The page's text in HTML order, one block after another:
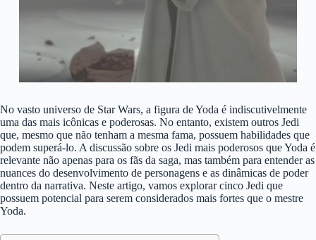
No vasto universo de Star Wars, a figura de Yoda é indiscutivelmente
uma das mais icônicas e poderosas. No entanto, existem outros Jedi
que, mesmo que não tenham a mesma fama, possuem habilidades que
podem superá-lo. A discussão sobre os Jedi mais poderosos que Yoda é
relevante não apenas para os fãs da saga, mas também para entender as
nuances do desenvolvimento de personagens e as dinâmicas de poder
dentro da narrativa. Neste artigo, vamos explorar cinco Jedi que
possuem potencial para serem considerados mais fortes que o mestre
Yoda.